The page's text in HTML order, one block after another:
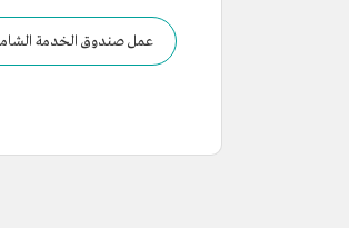
عمل صندوق الخدمة